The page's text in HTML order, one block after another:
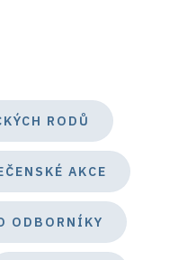
RODŮ
AKCE
ODBORNÍKY